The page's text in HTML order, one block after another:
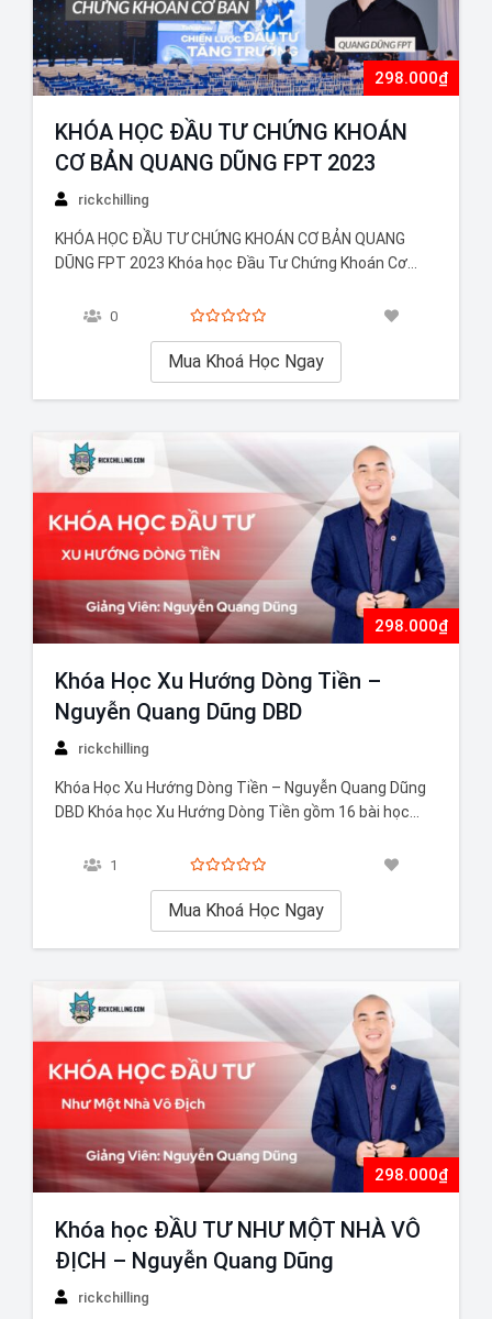
298.000₫
KHÓA HỌC ĐẦU TƯ CHỨNG KHOÁN
CƠ BẢN QUANG DŨNG FPT 2023
rickchilling
KHÓA HỌC ĐẦU TƯ CHỨNG KHOÁN CƠ BẢN QUANG
DŨNG FPT 2023 Khóa học Đầu Tư Chứng Khoán Cơ
thức vững chắc về đầu tư chứng khoán, dành cho
0
Mua Khoá Học Ngay
298.000₫
Khóa Học Xu Hướng Dòng Tiền –
Nguyễn Quang Dũng DBD
rickchilling
Khóa Học Xu Hướng Dòng Tiền – Nguyễn Quang Dũng
DBD Khóa học Xu Hướng Dòng Tiền gồm 16 bài học
lượng là 2 tiếng. Lợi nhuận trong đầu tư chứng khoán
1
Mua Khoá Học Ngay
298.000₫
Khóa học ĐẦU TƯ NHƯ MỘT NHÀ VÔ
ĐỊCH – Nguyễn Quang Dũng
rickchilling